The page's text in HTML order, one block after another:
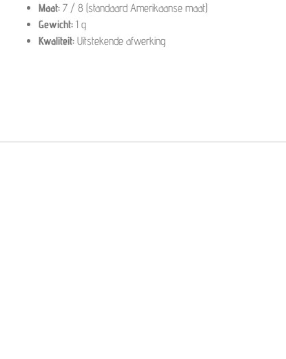
Maat: 7 / 8 (standaard Amerikaanse maat)
Gewicht: 1 g
Kwaliteit: Uitstekende afwerking